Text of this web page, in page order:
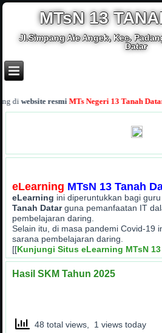
MTsN 13
Jl.Simpang Aie Angek, Kec.
Datar
di website resmi MTs Negeri 13 Tanah Datar,
eLearning MTsN 13 Tanah
eLearning ini diperuntukkan bagi
Tanah Datarguna pemanfaatan IT
pembelajaran daring.
Selain itu, di masa pandemi Covid-19
sarana pembelajaran daring.
[[Kunjungi Situs eLearning MTsN
Hasil SKM Tahun 2025
48 total views, 1 views today